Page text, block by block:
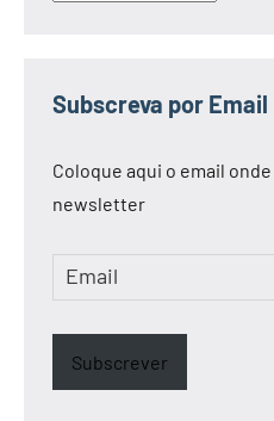
Subscreva por Email
Coloque aqui o email
newsletter
Email
Subscrever